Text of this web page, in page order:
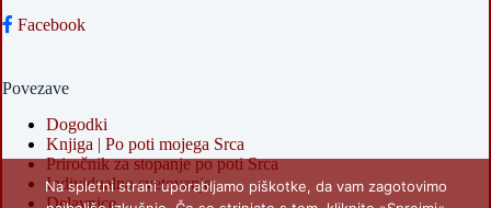
Facebook
Povezave
Dogodki
Knjiga | Po poti mojega Srca
Priročnik za stopanje po poti Srca
Individualno svetovanje
Delavnice
Na spletni strani uporabljamo piškotke, da vam zagotovimo